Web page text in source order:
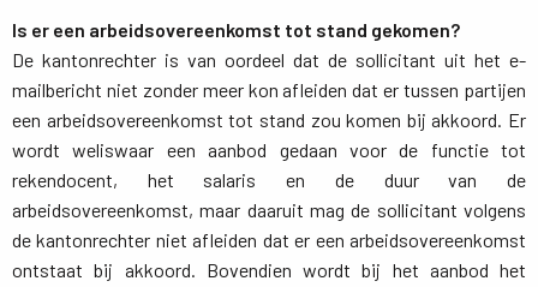
Is er een arbeidsovereenkomst tot stand gekomen?
De kantonrechter is van oordeel dat de sollicitant uit het e-
mailbericht niet zonder meer kon afleiden dat er tussen partijen
een arbeidsovereenkomst tot stand zou komen bij akkoord. Er
wordt weliswaar een aanbod gedaan voor de functie tot
rekendocent, het salaris en de duur van de
arbeidsovereenkomst, maar daaruit mag de sollicitant volgens
de kantonrechter niet afleiden dat er een arbeidsovereenkomst
ontstaat bij akkoord. Bovendien wordt bij het aanbod het